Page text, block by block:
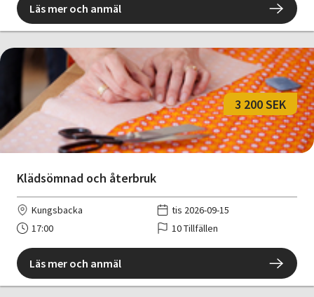
Läs mer och anmäl
Klädsömnad och återbruk
3 200 SEK
Kungsbacka
tis 2026-09-15
17:00
10 Tillfällen
Läs mer och anmäl